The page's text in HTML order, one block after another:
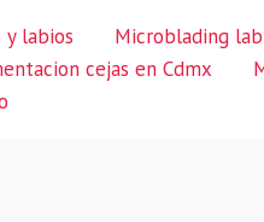
y labios Microblading
cejas en Cdmx